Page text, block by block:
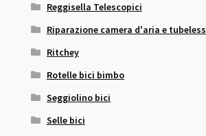
Reggisella Telescopici
Riparazione camera d'aria e tubeless
Ritchey
Rotelle bici bimbo
Seggiolino bici
Selle bici